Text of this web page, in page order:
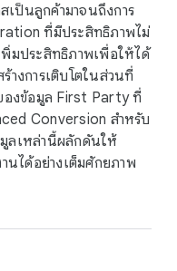
เป็นลูกค้ามาจนถึงการ
ที่มีประสิทธิภาพไม่
มประสิทธิภาพเพื่อให้ได้
งการเติบโตในส่วนที่
องข้อมูล First Party ที่
Conversion สำหรับ
ลเหล่านี้ผลักดันให้
นได้อย่างเต็มศักยภาพ